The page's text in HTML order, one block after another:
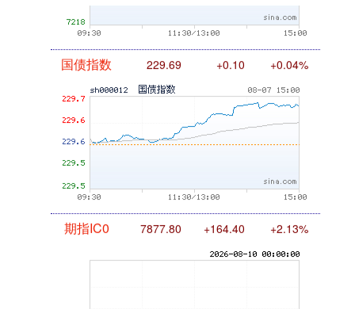
国债指数 229.69 +0.04%
+164.40 +2.13%